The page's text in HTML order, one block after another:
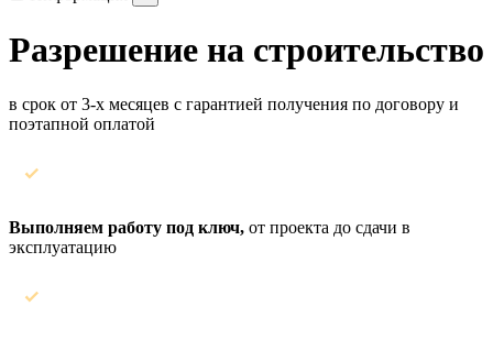
Разрешение на строительство
в срок от 3-х месяцев с гарантией получения по договору и
поэтапной оплатой
Выполняем работу под ключ, от проекта до сдачи в
эксплуатацию